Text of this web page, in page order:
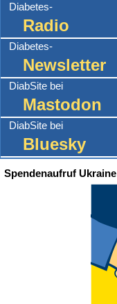
Diabetes-
Radio
Diabetes-
Newsletter
DiabSite bei
Mastodon
DiabSite bei
Bluesky
Spendenaufruf Ukraine